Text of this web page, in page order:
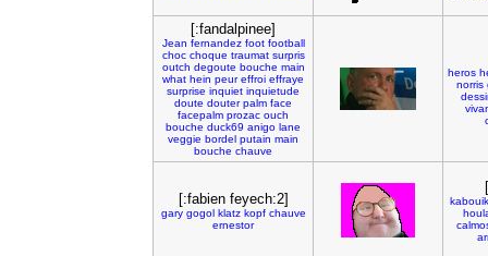
[:fandalpinee]
Jean fernandez foot football
choc choque traumat surpris
outch degoute bouche main
what hein peur effroi effraye
surprise inquiet inquietude
doute douter palm face
facepalm prozac ouch
bouche duck69 anigo lane
veggie bordel putain main
bouche chauve
heros
norris
[:fabien feyech:2]
gary gogol klatz kopf chauve
ernestor
kabouik